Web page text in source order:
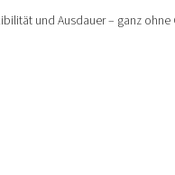
und Ausdauer – ganz ohne